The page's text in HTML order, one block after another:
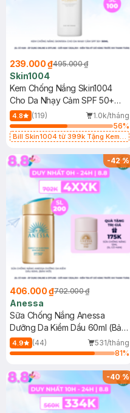
239.000 ₫495.000 ₫
Skin1004
Kem Chống Nắng Skin1004
Cho Da Nhạy Cảm SPF 50+
50ml
4.8 (119)
1.0k/tháng
56%
Bill Skin1004 từ 399k Tặng Kem
SPF 50+ 20ml (SL Có Hạn)
-42%
406.000 ₫702.000 ₫
Anessa
Sữa Chống Nắng Anessa
Dưỡng Da Kiềm Dầu 60ml (Bản
Mới)
4.9 (44)
531/tháng
81%
-40%